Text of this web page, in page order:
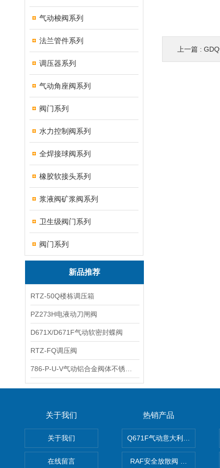
气动梭阀系列
法兰管件系列
调压器系列
气动角座阀系列
阀门系列
水力控制阀系列
全焊接球阀系列
橡胶软接头系列
浆液阀矿浆阀系列
卫生级阀门系列
阀门系列
新品推荐
RTZ-50Q楼栋调压箱
PZ273H电液动刀闸阀
D671X/D671F气动软密封蝶阀
RTZ-FQ调压阀
上一篇 :
关于我们
关于我们
在线留言
热销产品
Q671F气动意大利式薄型球阀
RAF安全放散阀 阀生产